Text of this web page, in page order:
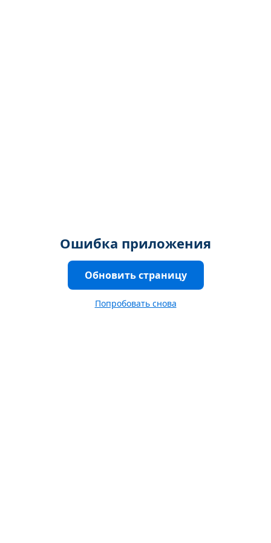
Ошибка приложения
Обновить страницу
Попробовать снова